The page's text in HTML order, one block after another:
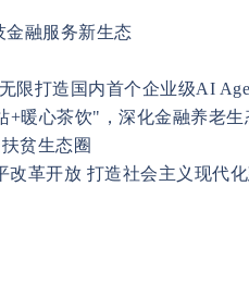
金融服务新生态
限打造国内首个企业级AI
+暖心茶饮"，深化金融养老生
贫生态圈
改革开放 打造社会主义现代